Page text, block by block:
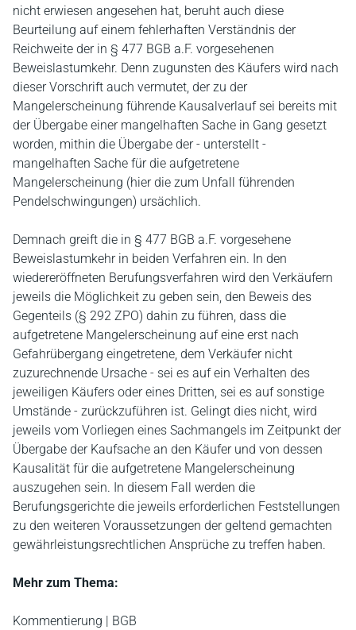
nicht erwiesen angesehen hat, beruht auch diese
Beurteilung auf einem fehlerhaften Verständnis der
Reichweite der in § 477 BGB a.F. vorgesehenen
Beweislastumkehr. Denn zugunsten des Käufers wird nach
dieser Vorschrift auch vermutet, der zu der
Mangelerscheinung führende Kausalverlauf sei bereits mit
der Übergabe einer mangelhaften Sache in Gang gesetzt
worden, mithin die Übergabe der - unterstellt -
mangelhaften Sache für die aufgetretene
Mangelerscheinung (hier die zum Unfall führenden
Pendelschwingungen) ursächlich.
Demnach greift die in § 477 BGB a.F. vorgesehene
Beweislastumkehr in beiden Verfahren ein. In den
wiedereröffneten Berufungsverfahren wird den Verkäufern
jeweils die Möglichkeit zu geben sein, den Beweis des
Gegenteils (§ 292 ZPO) dahin zu führen, dass die
aufgetretene Mangelerscheinung auf eine erst nach
Gefahrübergang eingetretene, dem Verkäufer nicht
zuzurechnende Ursache - sei es auf ein Verhalten des
jeweiligen Käufers oder eines Dritten, sei es auf sonstige
Umstände - zurückzuführen ist. Gelingt dies nicht, wird
jeweils vom Vorliegen eines Sachmangels im Zeitpunkt der
Übergabe der Kaufsache an den Käufer und von dessen
Kausalität für die aufgetretene Mangelerscheinung
auszugehen sein. In diesem Fall werden die
Berufungsgerichte die jeweils erforderlichen Feststellungen
zu den weiteren Voraussetzungen der geltend gemachten
gewährleistungsrechtlichen Ansprüche zu treffen haben.
Mehr zum Thema:
Kommentierung | BGB